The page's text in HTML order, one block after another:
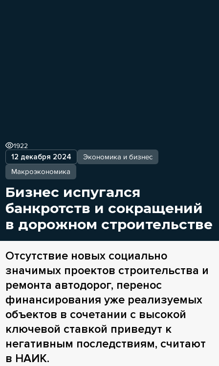
12 декабря 2024
Экономика и бизнес
Макроэкономика
1922
Бизнес испугался
банкротств и сокращений
в дорожном строительстве
Отсутствие новых социально
значимых проектов строительства и
ремонта автодорог, перенос
финансирования уже реализуемых
объектов в сочетании с высокой
ключевой ставкой приведут к
негативным последствиям, считают
в НАИК.